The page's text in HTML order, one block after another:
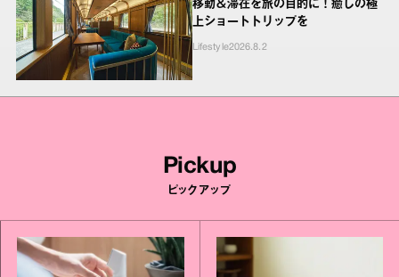
移動＆滞在を旅の目的に！癒しの極
上ショートトリップを
Lifestyle2026.8.2
Pickup
ピックアップ